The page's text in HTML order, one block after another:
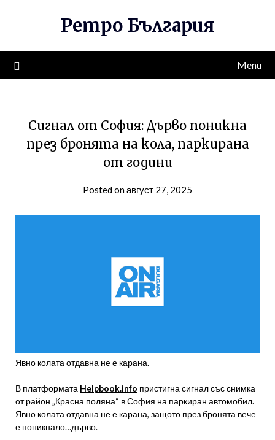
Ретро България
Menu
Сигнал от София: Дърво поникна
през бронята на кола, паркирана
от години
Posted on август 27, 2025
Явно колата отдавна не е карана.
В платформата Helpbook.info пристигна сигнал със снимка
от район „Красна поляна“ в София на паркиран автомобил.
Явно колата отдавна не е карана, защото през бронята вече
е поникнало…дърво.